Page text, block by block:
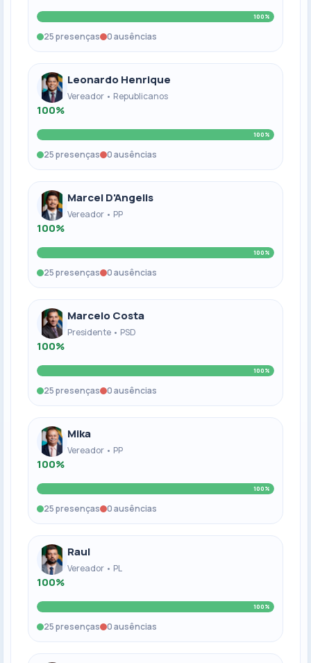
100%
25 presenças 0 ausências
Leonardo Henrique
Vereador • Republicanos
100%
100%
25 presenças 0 ausências
Marcel D'Angelis
Vereador • PP
100%
100%
25 presenças 0 ausências
Marcelo Costa
Presidente • PSD
100%
100%
25 presenças 0 ausências
Mika
Vereador • PP
100%
100%
25 presenças 0 ausências
Raul
Vereador • PL
100%
100%
25 presenças 0 ausências